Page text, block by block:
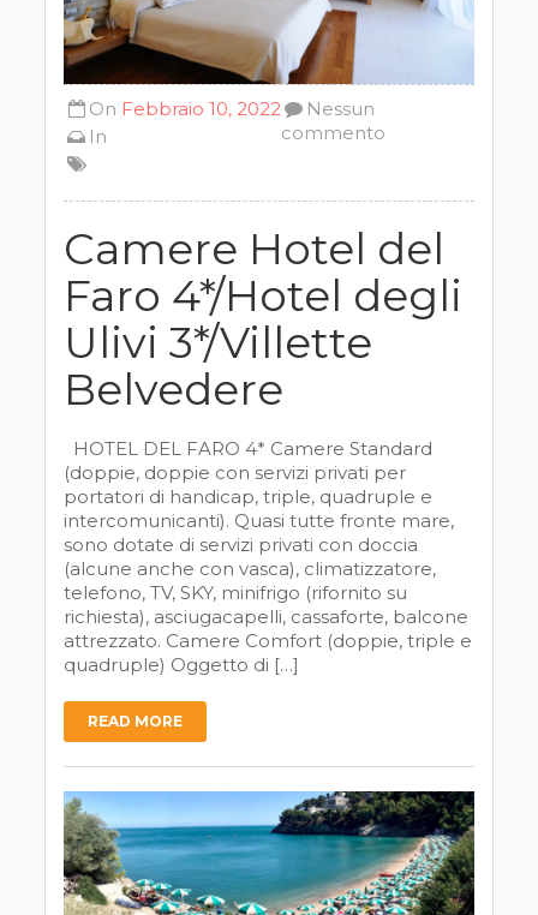
On Febbraio 10, 2022
In
Nessun
commento
Camere Hotel del
Faro 4*/Hotel degli
Ulivi 3*/Villette
Belvedere
HOTEL DEL FARO 4* Camere Standard
(doppie, doppie con servizi privati per
portatori di handicap, triple, quadruple e
intercomunicanti). Quasi tutte fronte mare,
sono dotate di servizi privati con doccia
(alcune anche con vasca), climatizzatore,
telefono, TV, SKY, minifrigo (rifornito su
richiesta), asciugacapelli, cassaforte, balcone
attrezzato. Camere Comfort (doppie, triple e
quadruple) Oggetto di […]
READ MORE